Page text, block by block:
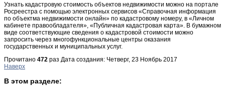
Узнать кадастровую стоимость объектов недвижимости можно на портале
Росреестра с помощью электронных сервисов «Справочная информация
по объектма недвижимости онлайн» по кадастровому номеру, в «Личном
кабинете правообладателя», «Публичная кадастровая карта». В бумажном
виде соответствующие сведения о кадастровой стоимости можно
запросить через многофункциональные центры оказания
государственных и муниципальных услуг.
Прочитано 472 раз Дата создания: Четверг, 23 Ноябрь 2017
Наверх
В этом разделе: